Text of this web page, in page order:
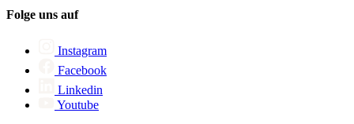
Folge uns auf
Instagram
Facebook
Linkedin
Youtube